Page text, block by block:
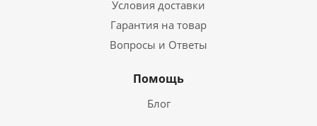
Условия доставки
Гарантия на товар
Вопросы и Ответы
Помощь
Блог